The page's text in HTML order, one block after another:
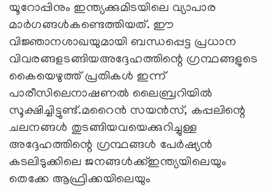
യൂറോപ്പിനും ഇന്ത്യക്കുമിടയിലെ വ്യാപാര
മാര്‍ഗങ്ങള്‍കണ്ടെത്തിയത്‌. ഈ
വിജ്ഞാനശാഖയുമായി ബന്ധപ്പെട്ട പ്രധാന
വിവരങ്ങളടങ്ങിയഅദ്ദേഹത്തിന്റെ ഗ്രന്ഥങ്ങളുടെ
കൈയെഴുത്ത്‌ പ്രതികള്‍ ഇന്ന്‌
പാരീസിലെനാഷണല്‍ ലൈബ്രറിയില്‍
സൂക്ഷിച്ചിട്ടുണ്ട്‌.മറൈന്‍ സയന്‍സ്‌, കപ്പലിന്റെ
ചലനങ്ങള്‍ തുടങ്ങിയവയെക്കുറിച്ചുള്ള
അദ്ദേഹത്തിന്റെ ഗ്രന്ഥങ്ങള്‍ പേര്‍ഷ്യന്‍
കടലിടുക്കിലെ ജനങ്ങള്‍ക്ക്‌ഇന്ത്യയിലെയും
തെക്കേ ആഫ്രിക്കയിലെയും